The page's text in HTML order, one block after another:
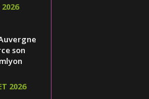
2026
son
2026